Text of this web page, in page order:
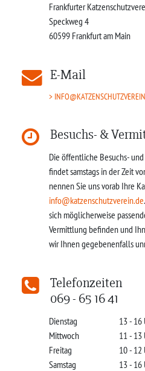
Frankfurter
Speckweg 4
60599 Frankfurt am Main
E-Mail
Besuchs- &
Die öffentliche Besuchs-
findet samstags in der Zeit
nennen Sie uns vorab Ihre
info@katzenschutzverein.de
sich möglicherweise
Vermittlung befinden und
wir Ihnen gegebenenfalls
Telefonzeiten
069 - 65 16 41
Dienstag
13 - 16
Mittwoch
11 - 13
Freitag
10 - 12
Samstag
13 - 16